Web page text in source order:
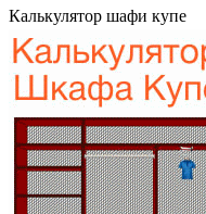
Калькулятор шафи купе